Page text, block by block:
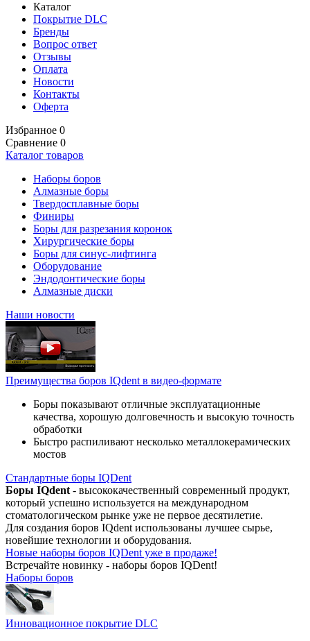
Каталог
Покрытие DLC
Бренды
Вопрос ответ
Отзывы
Оплата
Новости
Контакты
Оферта
Избранное 0
Сравнение 0
Каталог товаров
Наборы боров
Алмазные боры
Твердосплавные боры
Финиры
Боры для разрезания коронок
Хирургические боры
Боры для синус-лифтинга
Оборудование
Эндодонтические боры
Алмазные диски
Наши новости
Преимущества боров IQdent в видео-формате
Боры показывают отличные эксплуатационные
качества, хорошую долговечность и высокую точность
обработки
Быстро распиливают несколько металлокерамических
мостов
Стандартные боры IQDent
Боры IQdent - высококачественный современный продукт,
который успешно используется на международном
стоматологическом рынке уже не первое десятилетие.
Для создания боров IQdent использованы лучшее сырье,
новейшие технологии и оборудования.
Новые наборы боров IQDent уже в продаже!
Встречайте новинку - наборы боров IQDent!
Наборы боров
Инновационное покрытие DLC